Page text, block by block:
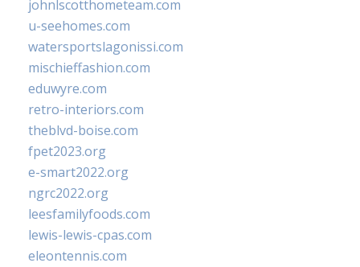
johnlscotthometeam.com
u-seehomes.com
watersportslagonissi.com
mischieffashion.com
eduwyre.com
retro-interiors.com
theblvd-boise.com
fpet2023.org
e-smart2022.org
ngrc2022.org
leesfamilyfoods.com
lewis-lewis-cpas.com
eleontennis.com